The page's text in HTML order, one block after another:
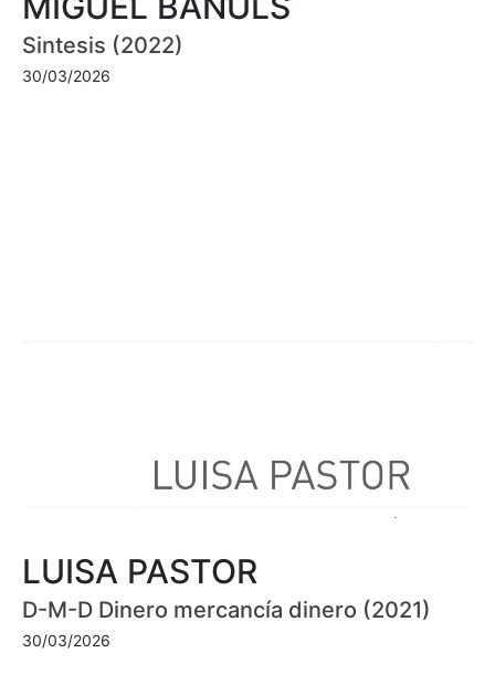
Sintesis (2022)
30/03/2026
LUISA PASTOR
D-M-D Dinero mercancía dinero (2021)
30/03/2026